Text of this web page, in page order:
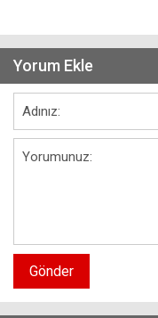
Yorum Ekle
Gönder